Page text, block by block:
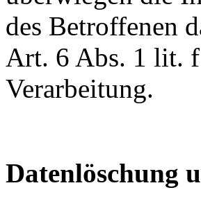
des Betroffenen
Art. 6 Abs. 1 lit.
Verarbeitung.
Datenlöschung